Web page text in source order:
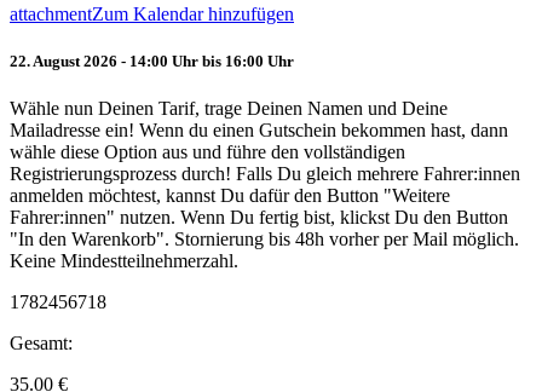
attachmentZum Kalendar hinzufügen
22. August 2026 - 14:00 Uhr bis 16:00 Uhr
Wähle nun Deinen Tarif, trage Deinen Namen und Deine
Mailadresse ein! Wenn du einen Gutschein bekommen hast, dann
wähle diese Option aus und führe den vollständigen
Registrierungsprozess durch! Falls Du gleich mehrere Fahrer:innen
anmelden möchtest, kannst Du dafür den Button "Weitere
Fahrer:innen" nutzen. Wenn Du fertig bist, klickst Du den Button
"In den Warenkorb". Stornierung bis 48h vorher per Mail möglich.
Keine Mindestteilnehmerzahl.
1782456718
Gesamt:
35.00 €